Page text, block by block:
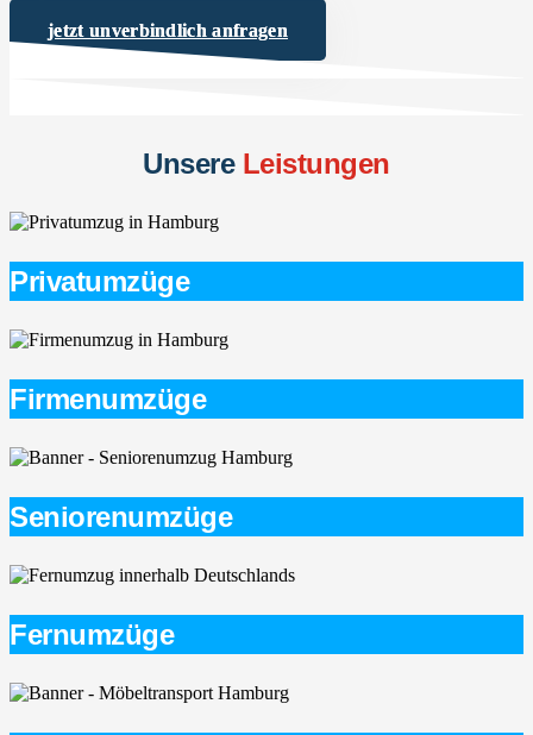
jetzt unverbindlich anfragen
UnsereLeistungen
Privatumzüge
Firmenumzüge
Seniorenumzüge
Fernumzüge